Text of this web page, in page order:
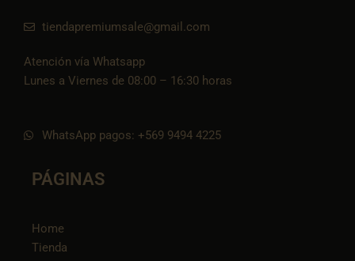
tiendapremiumsale@gmail.com
Atención vía Whatsapp
Lunes a Viernes de 08:00 – 16:30 horas
WhatsApp pagos: +569 9494 4225
PÁGINAS
Home
Tienda